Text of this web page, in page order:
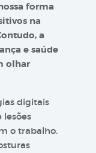
forma
na
a
e saúde
olhar
digitais
o trabalho.